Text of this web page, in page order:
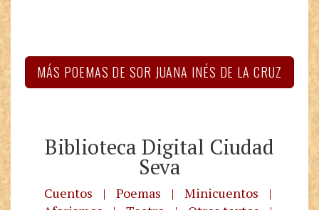
MÁS POEMAS DE SOR JUANA INÉS DE LA CRUZ
Biblioteca Digital Ciudad
Seva
Cuentos | Poemas | Minicuentos
|